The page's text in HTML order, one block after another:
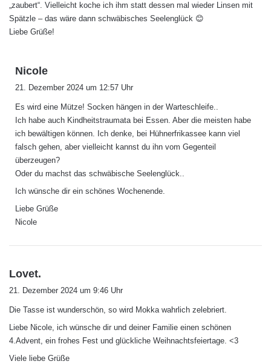
„zaubert“. Vielleicht koche ich ihm statt dessen mal wieder Linsen mit
Spätzle – das wäre dann schwäbisches Seelenglück 😊
Liebe Grüße!
Nicole
t
:
21. Dezember 2024 um 12:57 Uhr
Es wird eine Mütze! Socken hängen in der Warteschleife..
Ich habe auch Kindheitstraumata bei Essen. Aber die meisten habe
ich bewältigen können. Ich denke, bei Hühnerfrikassee kann viel
falsch gehen, aber vielleicht kannst du ihn vom Gegenteil
überzeugen?
Oder du machst das schwäbische Seelenglück..
Ich wünsche dir ein schönes Wochenende.
Liebe Grüße
Nicole
Lovet.
t
:
21. Dezember 2024 um 9:46 Uhr
Die Tasse ist wunderschön, so wird Mokka wahrlich zelebriert.
Liebe Nicole, ich wünsche dir und deiner Familie einen schönen
4.Advent, ein frohes Fest und glückliche Weihnachtsfeiertage. <3
Viele liebe Grüße